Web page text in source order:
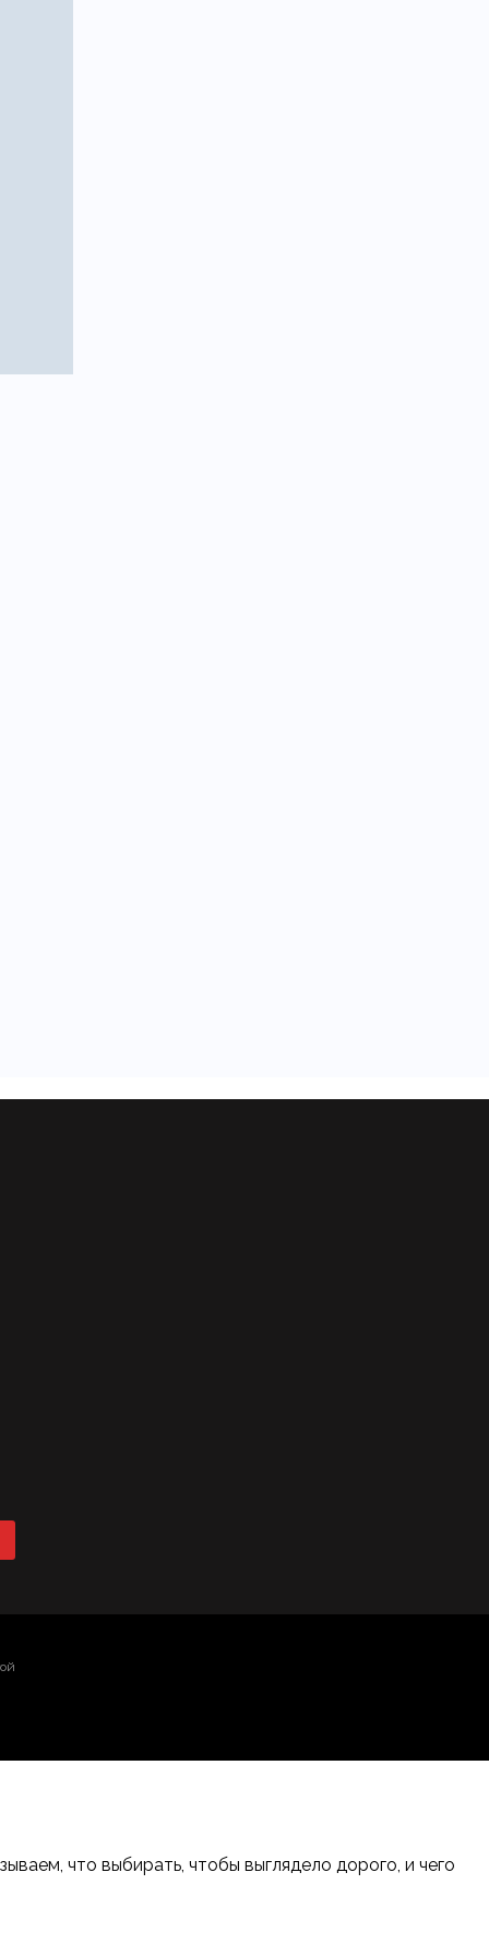
что выбирать, чтобы выглядело дорого, и чего